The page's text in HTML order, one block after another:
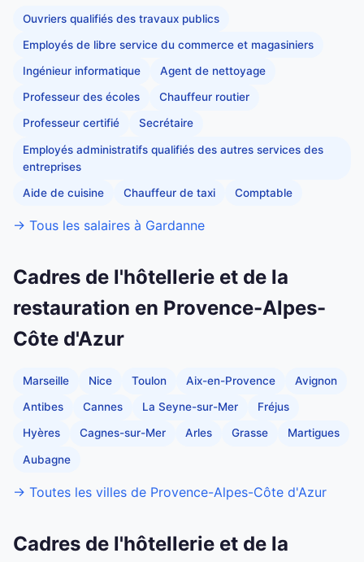
Ouvriers qualifiés des travaux publics
Employés de libre service du commerce et magasiniers
Ingénieur informatique Agent de nettoyage
Professeur des écoles Chauffeur routier
Professeur certifié Secrétaire
Employés administratifs qualifiés des autres services des
entreprises
Aide de cuisine Chauffeur de taxi Comptable
→ Tous les salaires à Gardanne
Cadres de l'hôtellerie et de la
restauration en Provence-Alpes-
Côte d'Azur
Marseille Nice Toulon Aix-en-Provence Avignon
Antibes Cannes La Seyne-sur-Mer Fréjus
Hyères Cagnes-sur-Mer Arles Grasse Martigues
Aubagne
→ Toutes les villes de Provence-Alpes-Côte d'Azur
Cadres de l'hôtellerie et de la